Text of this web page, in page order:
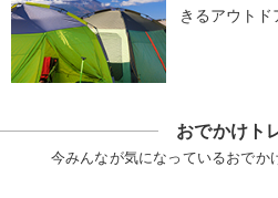
きるアウトド
おでかけト
今みんなが気になっているおでか